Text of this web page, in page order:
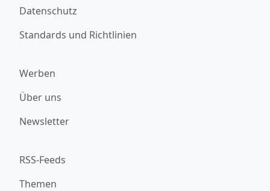
Datenschutz
Standards und Richtlinien
Werben
Über uns
Newsletter
RSS-Feeds
Themen